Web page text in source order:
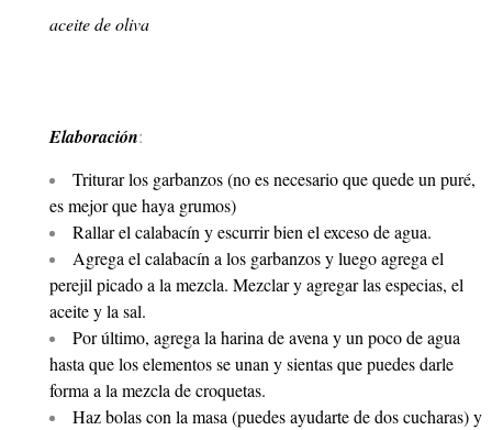
aceite de oliva
Elaboración:
Triturar los garbanzos (no es necesario que quede un puré,
es mejor que haya grumos)
Rallar el calabacín y escurrir bien el exceso de agua.
Agrega el calabacín a los garbanzos y luego agrega el
perejil picado a la mezcla. Mezclar y agregar las especias, el
aceite y la sal.
Por último, agrega la harina de avena y un poco de agua
hasta que los elementos se unan y sientas que puedes darle
forma a la mezcla de croquetas.
Haz bolas con la masa (puedes ayudarte de dos cucharas) y